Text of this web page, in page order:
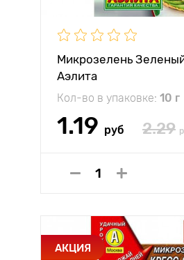
Микрозелень
Аэлита
Кол-во в упаковке: 10 г
1.19 руб 2.29
АКЦИЯ